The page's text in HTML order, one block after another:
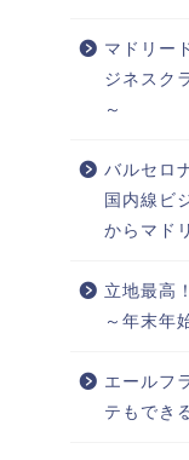
マドリー
ジネスク
～
バルセロ
国内線ビ
からマド
立地最高
～年末年
エールフ
テもでき